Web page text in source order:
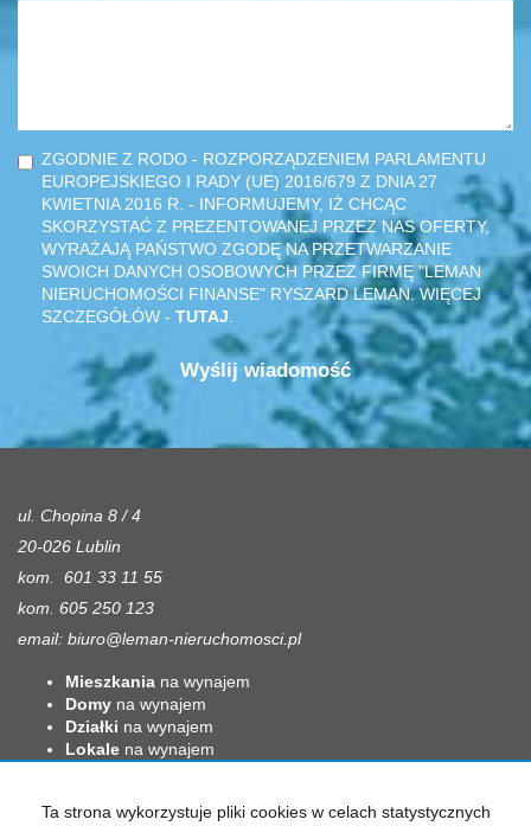
ZGODNIE Z RODO - ROZPORZĄDZENIEM PARLAMENTU
EUROPEJSKIEGO I RADY (UE) 2016/679 Z DNIA 27
KWIETNIA 2016 R. - INFORMUJEMY, IŻ CHCĄC
SKORZYSTAĆ Z PREZENTOWANEJ PRZEZ NAS OFERTY,
WYRAŻAJĄ PAŃSTWO ZGODĘ NA PRZETWARZANIE
SWOICH DANYCH OSOBOWYCH PRZEZ FIRMĘ "LEMAN
NIERUCHOMOŚCI FINANSE" RYSZARD LEMAN. WIĘCEJ
SZCZEGÓŁÓW - TUTAJ.
ul. Chopina 8 / 4
20-026 Lublin
kom. 601 33 11 55
kom. 605 250 123
email: biuro@leman-nieruchomosci.pl
Mieszkania na wynajem
Domy na wynajem
Działki na wynajem
Lokale na wynajem
Ta strona wykorzystuje pliki cookies w celach statystycznych